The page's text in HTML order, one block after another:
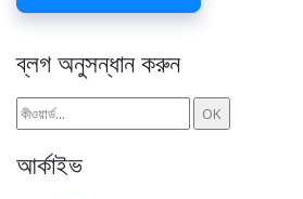
ব্লগ অনুসন্ধান করুন
আর্কাইভ